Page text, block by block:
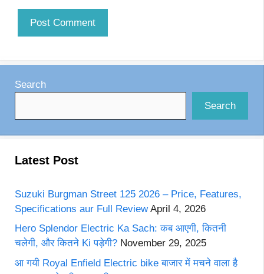
Search
Search
Latest Post
Suzuki Burgman Street 125 2026 – Price, Features,
Specifications aur Full Review April 4, 2026
Hero Splendor Electric Ka Sach: कब आएगी, कितनी
चलेगी, और कितने Ki पड़ेगी? November 29, 2025
आ गयी Royal Enfield Electric bike बाजार में मचने वाला है